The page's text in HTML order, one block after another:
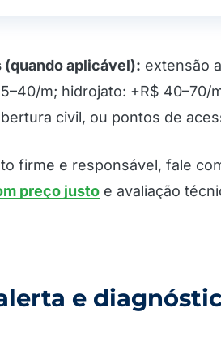
(quando aplicável): extensão
m; hidrojato: +R$
civil, ou pontos de
firme e responsável, fale
preço justo e avaliação
e